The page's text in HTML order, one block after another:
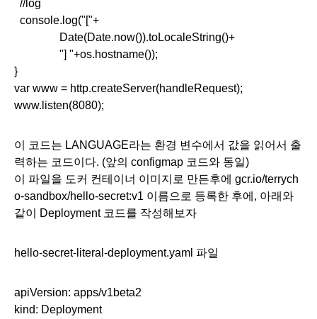
//log
console.log("["+
Date(Date.now()).toLocaleString()+
"] "+os.hostname());
}
var www = http.createServer(handleRequest);
www.listen(8080);
이 코드는 LANGUAGE라는 환경 변수에서 값을 읽어서 출
력하는 코드이다. (앞의 configmap 코드와 동일)
이 파일을 도커 컨테이너 이미지로 만든후에 gcr.io/terrych
o-sandbox/hello-secret:v1 이름으로 등록한 후에, 아래와
같이 Deployment 코드를 작성해보자
hello-secret-literal-deployment.yaml 파일
apiVersion: apps/v1beta2
kind: Deployment